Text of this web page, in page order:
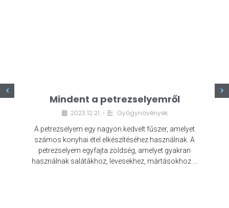
Mindent a petrezselyemről
2023.12.21. • Gyógynövények
A petrezselyem egy nagyon kedvelt fűszer, amelyet
számos konyhai étel elkészítéséhez használnak. A
petrezselyem egyfajta zöldség, amelyet gyakran
használnak salátákhoz, levesekhez, mártásokhoz …